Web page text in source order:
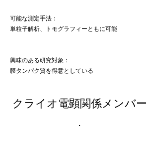
可能な測定手法：
単粒子解析、トモグラフィーともに可能
興味のある研究対象：
膜タンパク質を得意としている
クライオ電顕関係メンバー
.